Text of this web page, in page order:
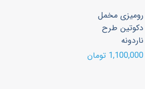
رومیزی مخمل
دکوتین طرح
ناردونه
1,100,000 تومان